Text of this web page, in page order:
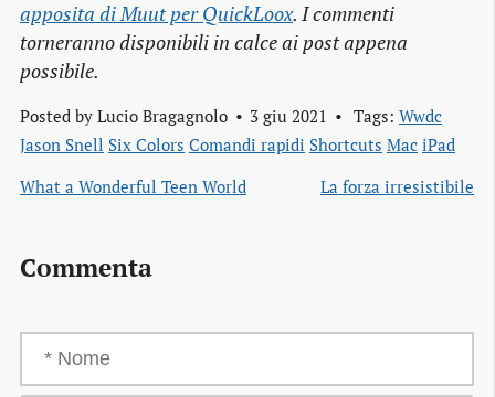
apposita di Muut per QuickLoox. I commenti
torneranno disponibili in calce ai post appena
possibile.
Posted by Lucio Bragagnolo 3 giu 2021 Tags: Wwdc
Jason Snell Six Colors Comandi rapidi Shortcuts Mac iPad
What a Wonderful Teen World
La forza irresistibile
Commenta